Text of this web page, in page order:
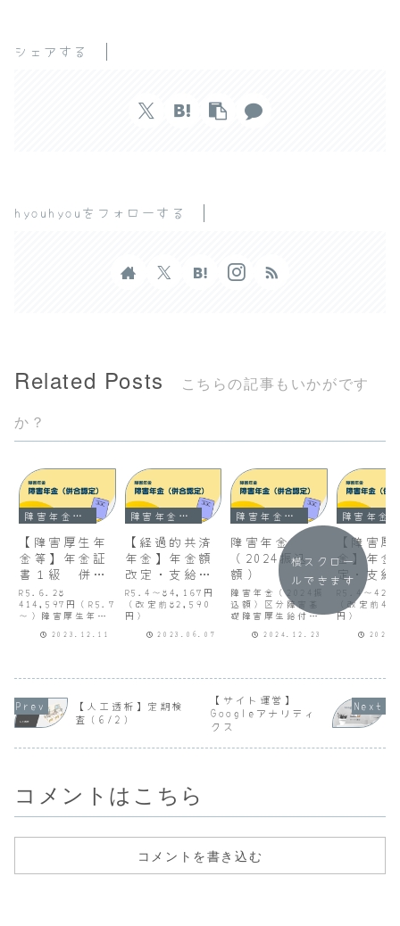
シェアする
hyouhyouをフォローする
Related Posts
こちらの記事もいかがです
か？
障害年金（併合認定）
【障害厚生年
金等】年金証
書１級 併合
認定（透析２
級+精神２
級）
R5.6.28
414,597円（R5.7
～）障害厚生年金
82,922円（R5.7
11号 身体の機能
の障害若しくは病
状又は精神の障害
が重複する場合で
2023.12.11
障害年金（併合認定）
【経過的共済
年金】年金額
改定・支給額
変更通知書
R5.4～84,167円
（改定前82,590
円）
2023.06.07
障害年金（併合認定）
障害年金
（2024振込
額）
障害年金（2024振
込額）区分障害基
礎障害厚生給付金
職域
275306,318R6.4
.15165,625121,
...
2024.12.23
【障害
金】年金
定・支給
更通知書
R5.4～
（改定前
円）
横スクロー
ルできます
【人工透析】定期検
査（6/2）
【サイト運営】
Googleアナリティ
クス
コメントはこちら
コメントを書き込む